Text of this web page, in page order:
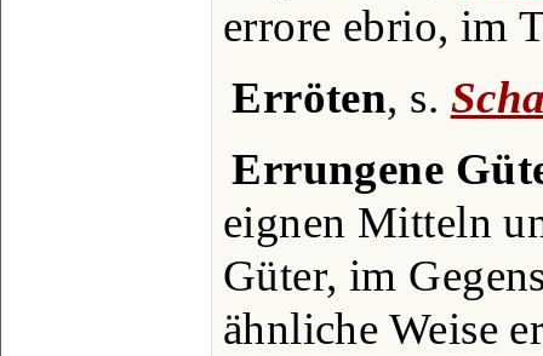
errore ebrio, im
Erröten, s.
Errungene
eignen Mitteln
Güter, im
ähnliche Weise